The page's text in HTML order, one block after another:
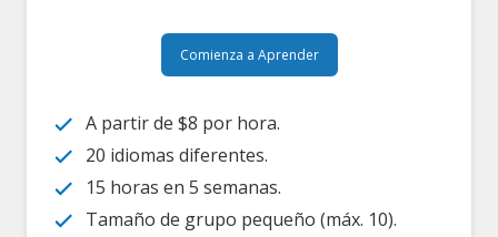
Comienza a Aprender
A partir de $8 por hora.
20 idiomas diferentes.
15 horas en 5 semanas.
Tamaño de grupo pequeño (máx. 10).